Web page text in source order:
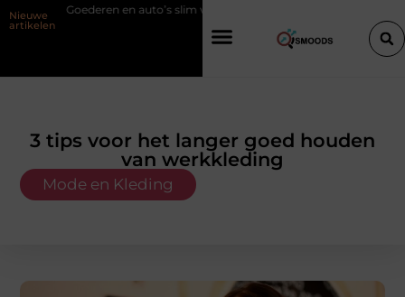
Nieuwe
artikelen
en auto’s slim verplaatsen met twee liften naast elkaar
3 tips voor het langer goed houden
van werkkleding
Mode en Kleding